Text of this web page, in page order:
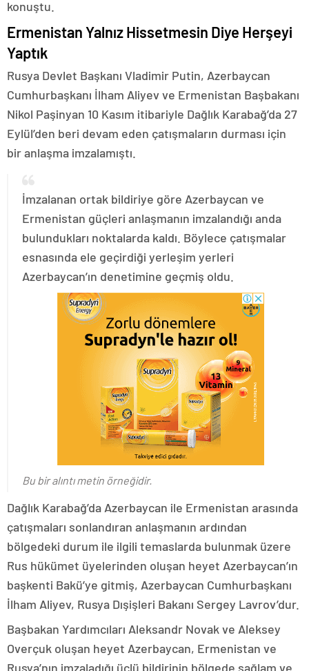
konuştu.
Ermenistan Yalnız Hissetmesin Diye Herşeyi
Yaptık
Rusya Devlet Başkanı Vladimir Putin, Azerbaycan
Cumhurbaşkanı İlham Aliyev ve Ermenistan Başbakanı
Nikol Paşinyan 10 Kasım itibariyle Dağlık Karabağ’da 27
Eylül’den beri devam eden çatışmaların durması için
bir anlaşma imzalamıştı.
İmzalanan ortak bildiriye göre Azerbaycan ve
Ermenistan güçleri anlaşmanın imzalandığı anda
bulundukları noktalarda kaldı. Böylece çatışmalar
esnasında ele geçirdiği yerleşim yerleri
Azerbaycan’ın denetimine geçmiş oldu.
Bu bir alıntı metin örneğidir.
Dağlık Karabağ’da Azerbaycan ile Ermenistan arasında
çatışmaları sonlandıran anlaşmanın ardından
bölgedeki durum ile ilgili temaslarda bulunmak üzere
Rus hükümet üyelerinden oluşan heyet Azerbaycan’ın
başkenti Bakü’ye gitmiş, Azerbaycan Cumhurbaşkanı
İlham Aliyev, Rusya Dışişleri Bakanı Sergey Lavrov’dur.
Başbakan Yardımcıları Aleksandr Novak ve Aleksey
Overçuk oluşan heyet Azerbaycan, Ermenistan ve
Rusya’nın imzaladığı üçlü bildirinin bölgede sağlam ve